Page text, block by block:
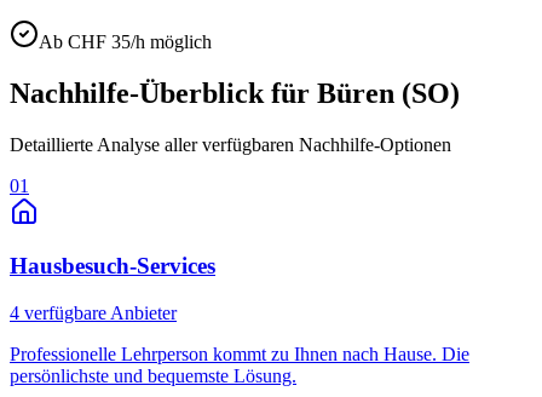
Ab CHF 35/h möglich
Nachhilfe-Überblick für Büren (SO)
Detaillierte Analyse aller verfügbaren Nachhilfe-Optionen
01
Hausbesuch-Services
4 verfügbare Anbieter
Professionelle Lehrperson kommt zu Ihnen nach Hause. Die
persönlichste und bequemste Lösung.